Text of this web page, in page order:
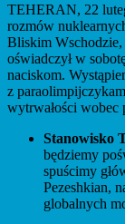
TEHERAN, 22
rozmów
Bliskim Wschodzie,
oświadczył w
naciskom.
z
wytrwałości wobec
Stanowisko
będziemy
spuścimy
Pezeshkian,
globalnych